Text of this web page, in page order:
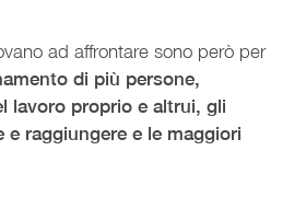
ad affrontare sono però per
di più persone,
lavoro proprio e altrui, gli
raggiungere e le maggiori